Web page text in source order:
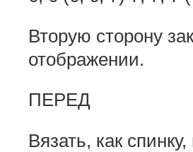
Вторую сторону
отображении.
ПЕРЕД
Вязать, как